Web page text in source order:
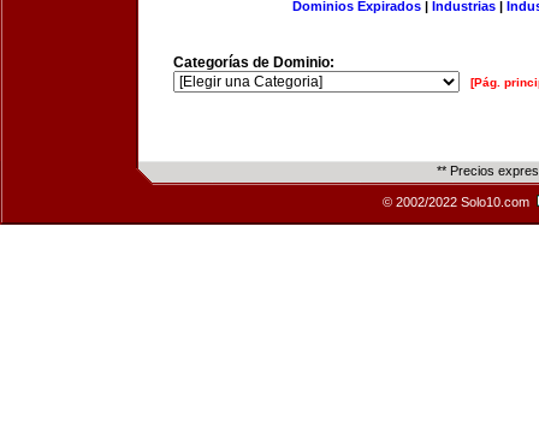
Dominios Expirados | Industrias |
Categorías de Dominio:
[Pág.
** Precios
© 2002/2022 Solo10.com